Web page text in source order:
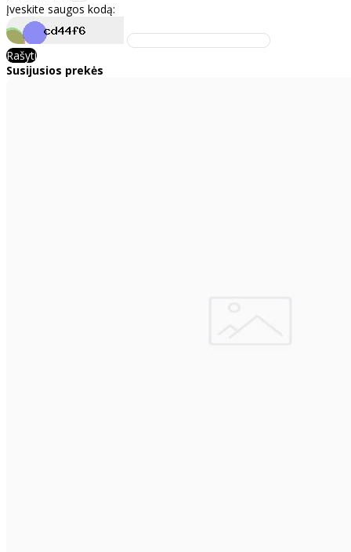
Įveskite saugos kodą:
Rašyti
Susijusios prekės